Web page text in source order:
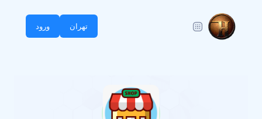
تهران ورود